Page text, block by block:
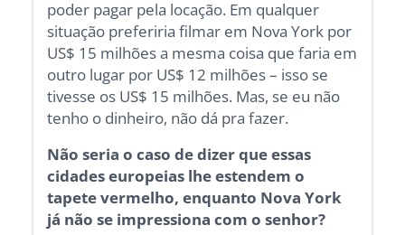
poder pagar pela locação. Em qualquer
situação preferiria filmar em Nova York por
US$ 15 milhões a mesma coisa que faria em
outro lugar por US$ 12 milhões – isso se
tivesse os US$ 15 milhões. Mas, se eu não
tenho o dinheiro, não dá pra fazer.
Não seria o caso de dizer que essas
cidades europeias lhe estendem o
tapete vermelho, enquanto Nova York
já não se impressiona com o senhor?